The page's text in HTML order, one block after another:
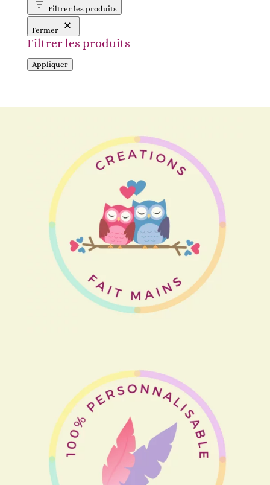
Filtrer les produits
Fermer
Filtrer les produits
Appliquer